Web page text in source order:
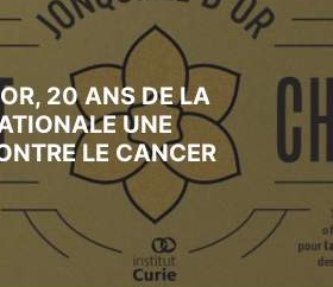
20 ANS DE LA
UNE
LE CANCER